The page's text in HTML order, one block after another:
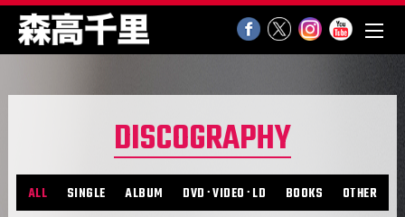
DISCOGRAPHY
ALL SINGLE ALBUM DVD･VIDEO･LD BOOKS OTHER